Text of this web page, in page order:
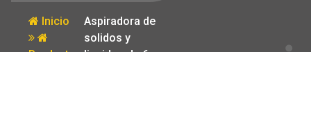
Inicio
Producto
Aspiradora de
solidos y
liquidos de 6